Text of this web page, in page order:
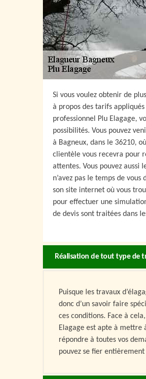
Si vous voulez obtenir de
à propos des tarifs
professionnel Plu Elagage,
possibilités. Vous pouvez
à Bagneux, dans le 36210,
clientèle vous recevra pour
attentes. Vous pouvez aussi
n’avez pas le temps de
son site internet où vous
pour effectuer une
de devis sont traitées dans
Réalisation de tout type de
Puisque les travaux
donc d’un savoir faire
ces conditions. Face à
Elagage est apte à
répondre à toutes vos
pouvez se fier